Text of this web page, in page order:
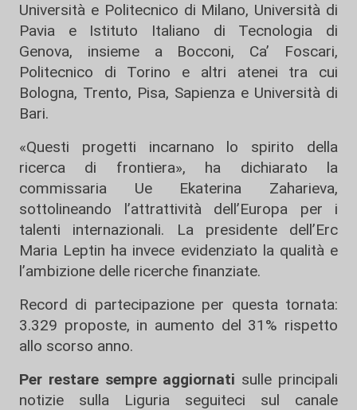
Università e Politecnico di Milano, Università di
Pavia e Istituto Italiano di Tecnologia di
Genova, insieme a Bocconi, Ca’ Foscari,
Politecnico di Torino e altri atenei tra cui
Bologna, Trento, Pisa, Sapienza e Università di
Bari.
«Questi progetti incarnano lo spirito della
ricerca di frontiera», ha dichiarato la
commissaria Ue Ekaterina Zaharieva,
sottolineando l’attrattività dell’Europa per i
talenti internazionali. La presidente dell’Erc
Maria Leptin ha invece evidenziato la qualità e
l’ambizione delle ricerche finanziate.
Record di partecipazione per questa tornata:
3.329 proposte, in aumento del 31% rispetto
allo scorso anno.
Per restare sempre aggiornati sulle principali
notizie sulla Liguria seguiteci sul canale